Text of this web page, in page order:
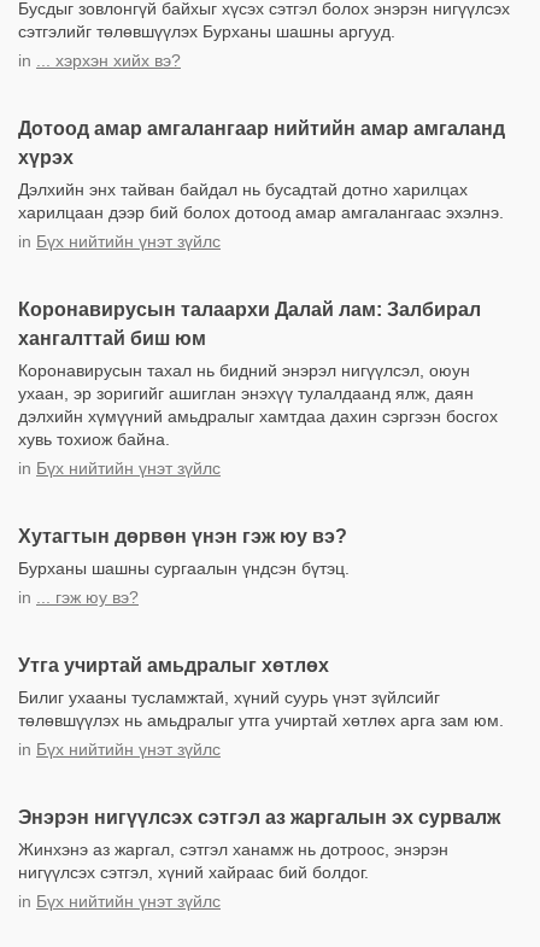
Бусдыг зовлонгүй байхыг хүсэх сэтгэл болох энэрэн нигүүлсэх
сэтгэлийг төлөвшүүлэх Бурханы шашны аргууд.
in
... хэрхэн хийх вэ?
Дотоод амар амгалангаар нийтийн амар амгаланд
хүрэх
Дэлхийн энх тайван байдал нь бусадтай дотно харилцах
харилцаан дээр бий болох дотоод амар амгалангаас эхэлнэ.
in Бүх нийтийн үнэт зүйлс
Коронавирусын талаархи Далай лам: Залбирал
хангалттай биш юм
Коронавирусын тахал нь бидний энэрэл нигүүлсэл, оюун
ухаан, эр зоригийг ашиглан энэхүү тулалдаанд ялж, даян
дэлхийн хүмүүний амьдралыг хамтдаа дахин сэргээн босгох
хувь тохиож байна.
in Бүх нийтийн үнэт зүйлс
Хутагтын дөрвөн үнэн гэж юу вэ?
Бурханы шашны сургаалын үндсэн бүтэц.
in
... гэж юу вэ?
Утга учиртай амьдралыг хөтлөх
Билиг ухааны тусламжтай, хүний суурь үнэт зүйлсийг
төлөвшүүлэх нь амьдралыг утга учиртай хөтлөх арга зам юм.
in Бүх нийтийн үнэт зүйлс
Энэрэн нигүүлсэх сэтгэл аз жаргалын эх сурвалж
Жинхэнэ аз жаргал, сэтгэл ханамж нь дотроос, энэрэн
нигүүлсэх сэтгэл, хүний хайраас бий болдог.
in Бүх нийтийн үнэт зүйлс